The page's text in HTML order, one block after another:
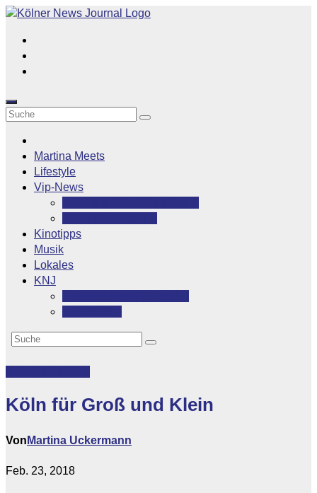
Zum
springen
Martina Meets
Lifestyle
Vip-News
Kinotipps
Musik
Lokales
KNJ
Köln für Groß und Klein
Von Martina Uckermann
Feb. 23, 2018